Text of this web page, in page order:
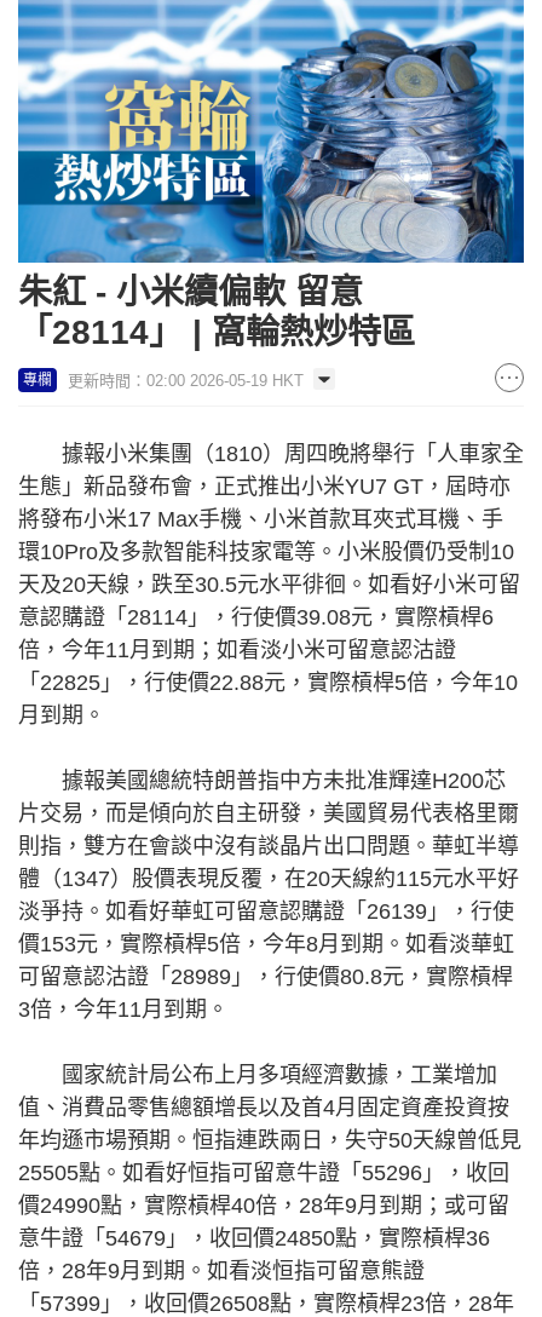
朱紅 - 小米續偏軟 留意
「28114」 | 窩輪熱炒特區
專欄 更新時間：02:00 2026-05-19 HKT
據報小米集團（1810）周四晚將舉行「人車家全
生態」新品發布會，正式推出小米YU7 GT，屆時亦
將發布小米17 Max手機、小米首款耳夾式耳機、手
環10Pro及多款智能科技家電等。小米股價仍受制10
天及20天線，跌至30.5元水平徘徊。如看好小米可留
意認購證「28114」，行使價39.08元，實際槓桿6
倍，今年11月到期；如看淡小米可留意認沽證
「22825」，行使價22.88元，實際槓桿5倍，今年10
月到期。
據報美國總統特朗普指中方未批准輝達H200芯
片交易，而是傾向於自主研發，美國貿易代表格里爾
則指，雙方在會談中沒有談晶片出口問題。華虹半導
體（1347）股價表現反覆，在20天線約115元水平好
淡爭持。如看好華虹可留意認購證「26139」，行使
價153元，實際槓桿5倍，今年8月到期。如看淡華虹
可留意認沽證「28989」，行使價80.8元，實際槓桿
3倍，今年11月到期。
國家統計局公布上月多項經濟數據，工業增加
值、消費品零售總額增長以及首4月固定資產投資按
年均遜市場預期。恒指連跌兩日，失守50天線曾低見
25505點。如看好恒指可留意牛證「55296」，收回
價24990點，實際槓桿40倍，28年9月到期；或可留
意牛證「54679」，收回價24850點，實際槓桿36
倍，28年9月到期。如看淡恒指可留意熊證
「57399」，收回價26508點，實際槓桿23倍，28年